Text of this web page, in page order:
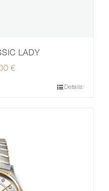
LADY
€
Details